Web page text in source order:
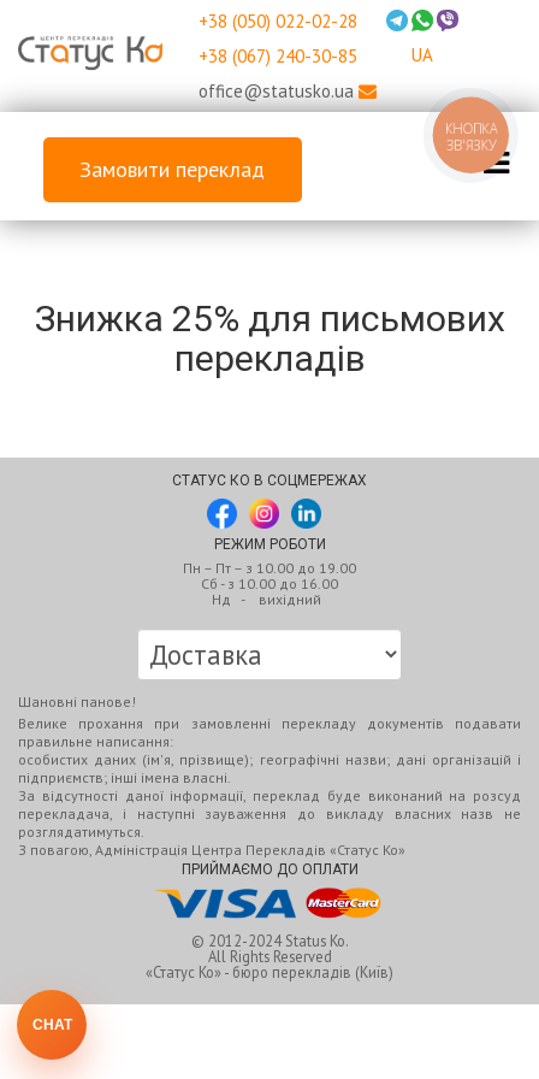
+38 (050) 022-02-28
+38 (067) 240-30-85
office@statusko.ua
UA
Замовити переклад
Знижка 25% для письмових
перекладів
СТАТУС КО В СОЦМЕРЕЖАХ
РЕЖИМ РОБОТИ
Пн – Пт – з 10.00 до 19.00
Сб - з 10.00 до 16.00
Нд - вихідний
Шановні панове!
Велике прохання при замовленні перекладу документів подавати
правильне написання:
особистих даних (ім'я, прізвище); географічні назви; дані організацій і
підприємств; інші імена власні.
За відсутності даної інформації, переклад буде виконаний на розсуд
перекладача, і наступні зауваження до викладу власних назв не
розглядатимуться.
З повагою, Адміністрація Центра Перекладів «Статус Ко»
ПРИЙМАЄМО ДО ОПЛАТИ
© 2012-2024Status Ko.
All Rights Reserved
«Статус Ко» - бюро перекладів (Київ)
CHAT
КНОПКА
ЗВ'ЯЗКУ